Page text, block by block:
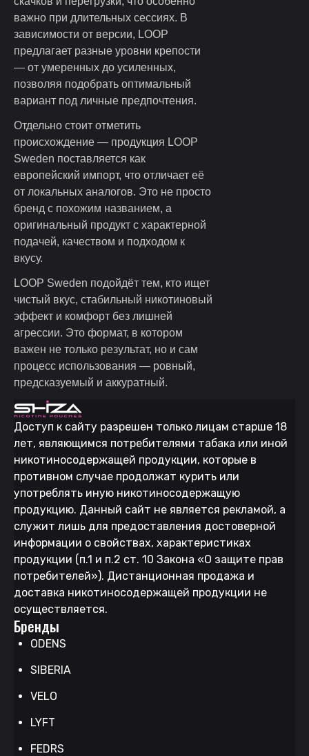
важно при длительных сессиях. В
зависимости от версии, LOOP
предлагает разные уровни крепости
— от умеренных до усиленных,
позволяя подобрать оптимальный
вариант под личные предпочтения.
Отдельно стоит отметить
происхождение — продукция LOOP
Sweden поставляется как
европейский импорт, что отличает её
от локальных аналогов. Это не просто
бренд с похожим названием, а
оригинальный продукт с характерной
подачей, качеством и подходом к
вкусу.
LOOP Sweden подойдёт тем, кто ищет
чистый вкус, стабильный никотиновый
эффект и комфорт без лишней
агрессии. Это формат, в котором
важен не только результат, но и сам
процесс использования — ровный,
предсказуемый и аккуратный.
Доступ к сайту разрешен только лицам старше 18
лет, являющимся потребителями табака или иной
никотиносодержащей продукции, которые в
противном случае продолжат курить или
употреблять иную никотиносодержащую
продукцию. Данный сайт не является рекламой, а
служит лишь для предоставления достоверной
информации о свойствах, характеристиках
продукции (п.1 и п.2 ст. 10 Закона «О защите прав
потребителей»). Дистанционная продажа и
доставка никотиносодержащей продукции не
осуществляется.
Бренды
ODENS
SIBERIA
VELO
LYFT
FEDRS